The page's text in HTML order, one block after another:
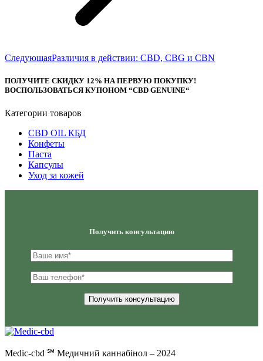
СледующаяСледующая
Различия в действии: CBD, CBG и CBN
ПОЛУЧИТЕ СКИДКУ 12% НА ПЕРВУЮ ПОКУПКУ!
ВОСПОЛЬЗОВАТЬСЯ КУПОНОМ “CBD GENUINE“
Категории товаров
CBD OIL КБД
Конфеты
Паста
Капсулы
Уход за кожей
Получить консультацию
Medic-cbd ℠ Медичний каннабінол – 2024